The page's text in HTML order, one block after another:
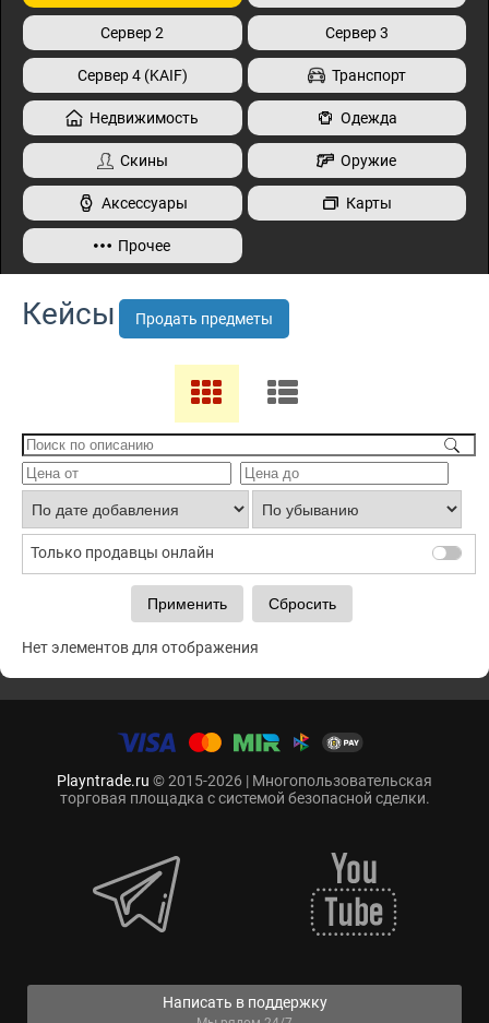
Сервер 2 Сервер 3
Сервер 4 (KAIF) Транспорт
Недвижимость Одежда
Скины Оружие
Аксессуары Карты
Прочее
Кейсы Продать предметы
Только продавцы онлайн
Нет элементов для отображения
Playntrade.ru © 2015-2026 | Многопользовательская
торговая площадка с системой безопасной сделки.
Написать в поддержку